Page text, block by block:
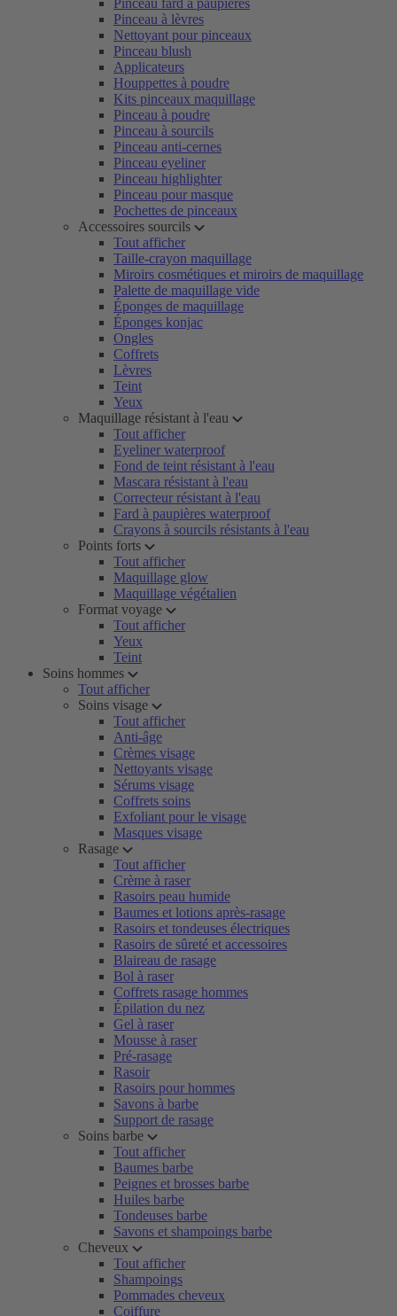
Pinceau fard à paupières
Pinceau à lèvres
Nettoyant pour pinceaux
Pinceau blush
Applicateurs
Houppettes à poudre
Kits pinceaux maquillage
Pinceau à poudre
Pinceau à sourcils
Pinceau anti-cernes
Pinceau eyeliner
Pinceau highlighter
Pinceau pour masque
Pochettes de pinceaux
Accessoires sourcils
Tout afficher
Taille-crayon maquillage
Miroirs cosmétiques et miroirs de maquillage
Palette de maquillage vide
Éponges de maquillage
Éponges konjac
Ongles
Coffrets
Lèvres
Teint
Yeux
Maquillage résistant à l'eau
Tout afficher
Eyeliner waterproof
Fond de teint résistant à l'eau
Mascara résistant à l'eau
Correcteur résistant à l'eau
Fard à paupières waterproof
Crayons à sourcils résistants à l'eau
Points forts
Tout afficher
Maquillage glow
Maquillage végétalien
Format voyage
Tout afficher
Yeux
Teint
Soins hommes
Tout afficher
Soins visage
Tout afficher
Anti-âge
Crèmes visage
Nettoyants visage
Sérums visage
Coffrets soins
Exfoliant pour le visage
Masques visage
Rasage
Tout afficher
Crème à raser
Rasoirs peau humide
Baumes et lotions après-rasage
Rasoirs et tondeuses électriques
Rasoirs de sûreté et accessoires
Blaireau de rasage
Bol à raser
Coffrets rasage hommes
Épilation du nez
Gel à raser
Mousse à raser
Pré-rasage
Rasoir
Rasoirs pour hommes
Savons à barbe
Support de rasage
Soins barbe
Tout afficher
Baumes barbe
Peignes et brosses barbe
Huiles barbe
Tondeuses barbe
Savons et shampoings barbe
Cheveux
Tout afficher
Shampoings
Pommades cheveux
Coiffure